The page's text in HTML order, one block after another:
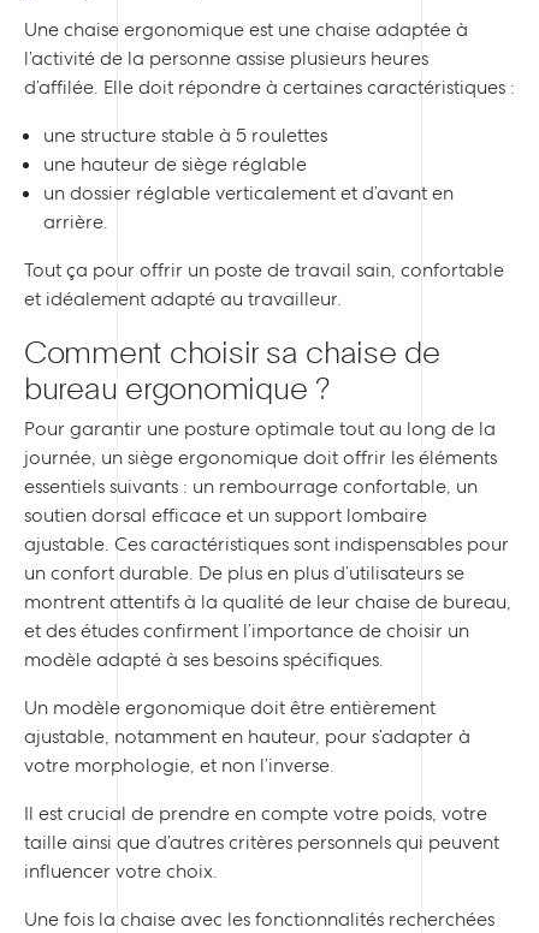
Une chaise ergonomique est une chaise adaptée à
l’activité de la personne assise plusieurs heures
d’affilée. Elle doit répondre à certaines caractéristiques :
une structure stable à 5 roulettes
une hauteur de siège réglable
un dossier réglable verticalement et d’avant en
arrière.
Tout ça pour offrir un poste de travail sain, confortable
et idéalement adapté au travailleur.
Comment choisir sa chaise de
bureau ergonomique ?
Pour garantir une posture optimale tout au long de la
journée, un siège ergonomique doit offrir les éléments
essentiels suivants : un rembourrage confortable, un
soutien dorsal efficace et un support lombaire
ajustable. Ces caractéristiques sont indispensables pour
un confort durable. De plus en plus d’utilisateurs se
montrent attentifs à la qualité de leur chaise de bureau,
et des études confirment l’importance de choisir un
modèle adapté à ses besoins spécifiques.
Un modèle ergonomique doit être entièrement
ajustable, notamment en hauteur, pour s’adapter à
votre morphologie, et non l’inverse.
Il est crucial de prendre en compte votre poids, votre
taille ainsi que d’autres critères personnels qui peuvent
influencer votre choix.
Une fois la chaise avec les fonctionnalités recherchées